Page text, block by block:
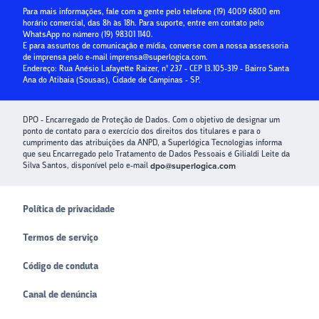
Crédito para Condomínios
Paybox
Para mais informações, fale com a gente pelo telefone (19) 4009 6800 em
horário comercial, das 8h às 18h. Para suporte, entre em contato pelo
WhatsApp no número (19) 98301 1140.
E para assuntos de comunicação e mídia, converse com a nossa assessoria
de imprensa pelo e-mail imprensa@superlogica.com.
Endereço: Rua Anésio Lafayette Raizer, nº 237 - CEP 13.105-319 - Bairro Santa
Ana do Atibaia (Sousas), Cidade de Campinas - SP.
DPO - Encarregado de Proteção de Dados. Com o objetivo de designar um
ponto de contato para o exercício dos direitos dos titulares e para o
cumprimento das atribuições da ANPD, a Superlógica Tecnologias informa
que seu Encarregado pelo Tratamento de Dados Pessoais é Gilialdi Leite da
Silva Santos, disponível pelo e-mail dpo@superlogica.com
Política de privacidade
Termos de serviço
Código de conduta
Canal de denúncia